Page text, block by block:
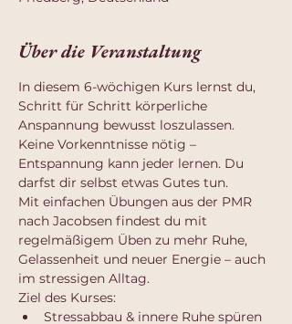
Über die Veranstaltung
In diesem 6-wöchigen Kurs lernst du,
Schritt für Schritt körperliche
Anspannung bewusst loszulassen.
Keine Vorkenntnisse nötig –
Entspannung kann jeder lernen. Du
darfst dir selbst etwas Gutes tun.
Mit einfachen Übungen aus der PMR
nach Jacobsen findest du mit
regelmäßigem Üben zu mehr Ruhe,
Gelassenheit und neuer Energie – auch
im stressigen Alltag.
Ziel des Kurses:
Stressabbau & innere Ruhe spüren